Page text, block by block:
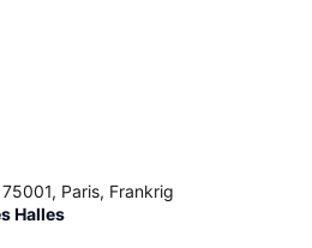
Paris, Frankrig
Halles